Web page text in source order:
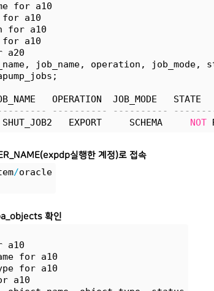
for a10
for a10
for a10
for a10
a20
job_name, operation, job_mode,
OPERATION  JOB_MODE   STATE
---------- ----------
SHUT_JOB2   EXPORT     SCHEMA NOT
실행한 계정)로 접속
/oracle
확인
a10
for a10
for a10
a10